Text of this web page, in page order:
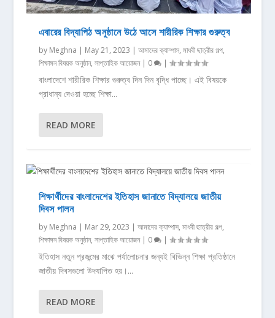
এবারের বিদ্যাপিঠ অনুষ্ঠানে উঠে আসে শারীরিক শিক্ষার গুরুত্ব
by Meghna | May 21, 2023 | আমাদের ক্যাম্পাস, মাধবী ছাত্রীর গল্প,
শিক্ষাঙ্গন বিষয়ক অনুষ্ঠান, সাপ্তাহিক আয়োজন| 0 |
বাংলাদেশে শারীরিক শিক্ষার গুরুত্ব দিন দিন বৃদ্ধি পাচ্ছে। এই বিষয়কে
প্রাধান্য দেওয়া হচ্ছে শিক্ষা...
READ MORE
শিক্ষার্থীদের বাংলাদেশের ইতিহাস জানাতে বিদ্যালয়ে জাতীয়
দিবস পালন
by Meghna | Mar 29, 2023 | আমাদের ক্যাম্পাস, মাধবী ছাত্রীর গল্প,
শিক্ষাঙ্গন বিষয়ক অনুষ্ঠান, সাপ্তাহিক আয়োজন| 0 |
ইতিহাস নতুন প্রজন্মের মাঝে পর্যালোচনার জন্যই বিভিন্ন শিক্ষা প্রতিষ্ঠানে
জাতীয় দিবসগুলো উদযাপিত হয়।...
READ MORE